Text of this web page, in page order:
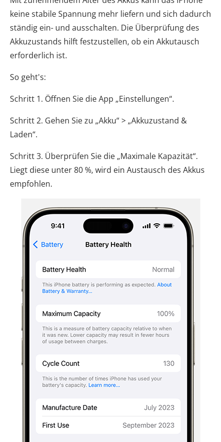
keine stabile Spannung mehr liefern und sich dadurch
ständig ein- und ausschalten. Die Überprüfung des
Akkuzustands hilft festzustellen, ob ein Akkutausch
erforderlich ist.
So geht's:
Schritt 1. Öffnen Sie die App „Einstellungen“.
Schritt 2. Gehen Sie zu „Akku“ > „Akkuzustand &
Laden“.
Schritt 3. Überprüfen Sie die „Maximale Kapazität“.
Liegt diese unter 80 %, wird ein Austausch des Akkus
empfohlen.